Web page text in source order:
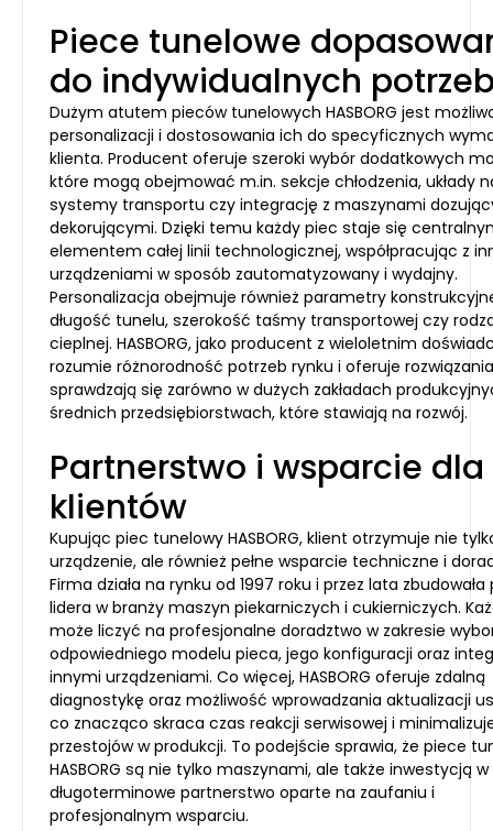
Piece tunelowe
do indywidualnych
Dużym atutem pieców tunelowych HASBORG jest
personalizacji i dostosowania ich do specyficznych
klienta. Producent oferuje szeroki wybór dodatkowych
które mogą obejmować m.in. sekcje chłodzenia, układy
systemy transportu czy integrację z maszynami
dekorującymi. Dzięki temu każdy piec staje się
elementem całej linii technologicznej, współpracując z
urządzeniami w sposób zautomatyzowany i wydajny.
Personalizacja obejmuje również parametry
długość tunelu, szerokość taśmy transportowej czy
cieplnej. HASBORG, jako producent z wieloletnim
rozumie różnorodność potrzeb rynku i oferuje
sprawdzają się zarówno w dużych zakładach
średnich przedsiębiorstwach, które stawiają na rozwój.
Partnerstwo i wsparcie dla
klientów
Kupując piec tunelowy HASBORG, klient otrzymuje nie
urządzenie, ale również pełne wsparcie techniczne i
Firma działa na rynku od 1997 roku i przez lata
lidera w branży maszyn piekarniczych i cukierniczych.
może liczyć na profesjonalne doradztwo w zakresie
odpowiedniego modelu pieca, jego konfiguracji oraz
innymi urządzeniami. Co więcej, HASBORG oferuje zdalną
diagnostykę oraz możliwość wprowadzania aktualizacji
co znacząco skraca czas reakcji serwisowej i
przestojów w produkcji. To podejście sprawia, że piece
HASBORG są nie tylko maszynami, ale także inwestycją w
długoterminowe partnerstwo oparte na zaufaniu i
profesjonalnym wsparciu.